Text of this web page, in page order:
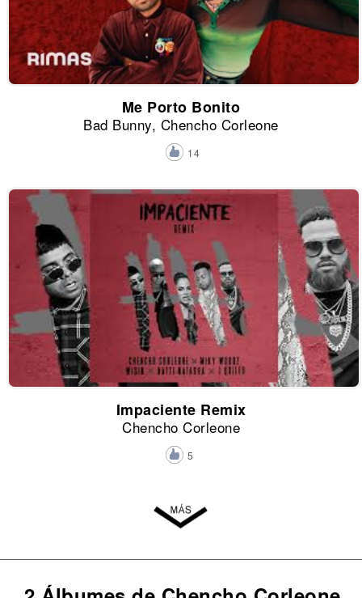
Me Porto Bonito
Bad Bunny, Chencho Corleone
14
Impaciente Remix
Chencho Corleone
5